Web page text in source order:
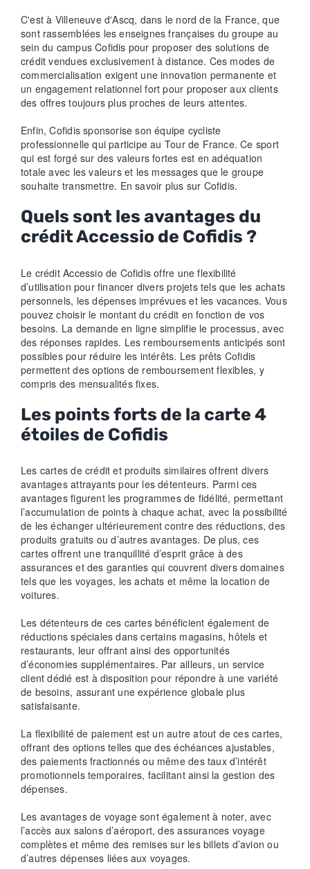
C'est à Villeneuve d'Ascq, dans le nord de la France, que
sont rassemblées les enseignes françaises du groupe au
sein du campus Cofidis pour proposer des solutions de
crédit vendues exclusivement à distance. Ces modes de
commercialisation exigent une innovation permanente et
un engagement relationnel fort pour proposer aux clients
des offres toujours plus proches de leurs attentes.
Enfin, Cofidis sponsorise son équipe cycliste
professionnelle qui participe au Tour de France. Ce sport
qui est forgé sur des valeurs fortes est en adéquation
totale avec les valeurs et les messages que le groupe
souhaite transmettre. En savoir plus sur Cofidis.
Quels sont les avantages du
crédit Accessio de Cofidis ?
Le crédit Accessio de Cofidis offre une flexibilité
d’utilisation pour financer divers projets tels que les achats
personnels, les dépenses imprévues et les vacances. Vous
pouvez choisir le montant du crédit en fonction de vos
besoins. La demande en ligne simplifie le processus, avec
des réponses rapides. Les remboursements anticipés sont
possibles pour réduire les intérêts. Les prêts Cofidis
permettent des options de remboursement flexibles, y
compris des mensualités fixes.
Les points forts de la carte 4
étoiles de Cofidis
Les cartes de crédit et produits similaires offrent divers
avantages attrayants pour les détenteurs. Parmi ces
avantages figurent les programmes de fidélité, permettant
l’accumulation de points à chaque achat, avec la possibilité
de les échanger ultérieurement contre des réductions, des
produits gratuits ou d’autres avantages. De plus, ces
cartes offrent une tranquillité d’esprit grâce à des
assurances et des garanties qui couvrent divers domaines
tels que les voyages, les achats et même la location de
voitures.
Les détenteurs de ces cartes bénéficient également de
réductions spéciales dans certains magasins, hôtels et
restaurants, leur offrant ainsi des opportunités
d’économies supplémentaires. Par ailleurs, un service
client dédié est à disposition pour répondre à une variété
de besoins, assurant une expérience globale plus
satisfaisante.
La flexibilité de paiement est un autre atout de ces cartes,
offrant des options telles que des échéances ajustables,
des paiements fractionnés ou même des taux d’intérêt
promotionnels temporaires, facilitant ainsi la gestion des
dépenses.
Les avantages de voyage sont également à noter, avec
l’accès aux salons d’aéroport, des assurances voyage
complètes et même des remises sur les billets d’avion ou
d’autres dépenses liées aux voyages.